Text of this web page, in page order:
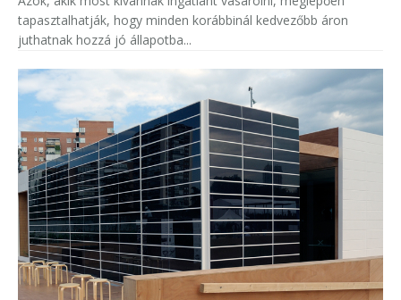
tapasztalhatják, hogy minden korábbinál kedvezőbb áron
juthatnak hozzá jó állapotba...